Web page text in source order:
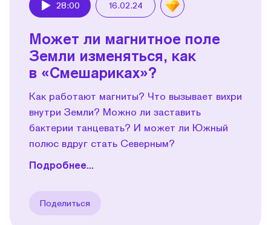
28:00 16.02.24
Может ли магнитное поле
Земли изменяться, как
в «Смешариках»?
Как работают магниты? Что вызывает вихри
внутри Земли? Можно ли заставить
бактерии танцевать? И может ли Южный
полюс вдруг стать Северным?
Подробнее...
Поделиться